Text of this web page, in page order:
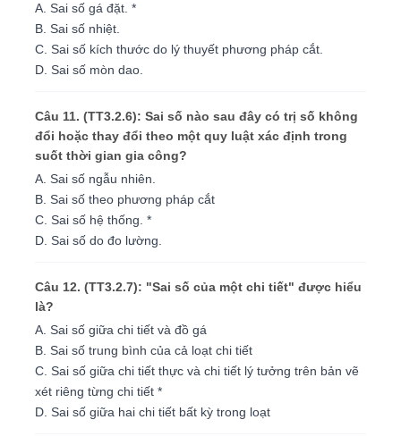
A. Sai số gá đặt. *
B. Sai số nhiệt.
C. Sai số kích thước do lý thuyết phương pháp cắt.
D. Sai số mòn dao.
Câu 11. (TT3.2.6): Sai số nào sau đây có trị số không
đổi hoặc thay đổi theo một quy luật xác định trong
suốt thời gian gia công?
A. Sai số ngẫu nhiên.
B. Sai số theo phương pháp cắt
C. Sai số hệ thống. *
D. Sai số do đo lường.
Câu 12. (TT3.2.7): "Sai số của một chi tiết" được hiểu
là?
A. Sai số giữa chi tiết và đồ gá
B. Sai số trung bình của cả loạt chi tiết
C. Sai số giữa chi tiết thực và chi tiết lý tưởng trên bản vẽ
xét riêng từng chi tiết *
D. Sai số giữa hai chi tiết bất kỳ trong loạt